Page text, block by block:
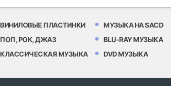
ВИНИЛОВЫЕ ПЛАСТИНКИ
ПОП, РОК, ДЖАЗ
КЛАССИЧЕСКАЯ МУЗЫКА
МУЗЫКА НА SACD
BLU-RAY МУЗЫКА
DVD МУЗЫКА